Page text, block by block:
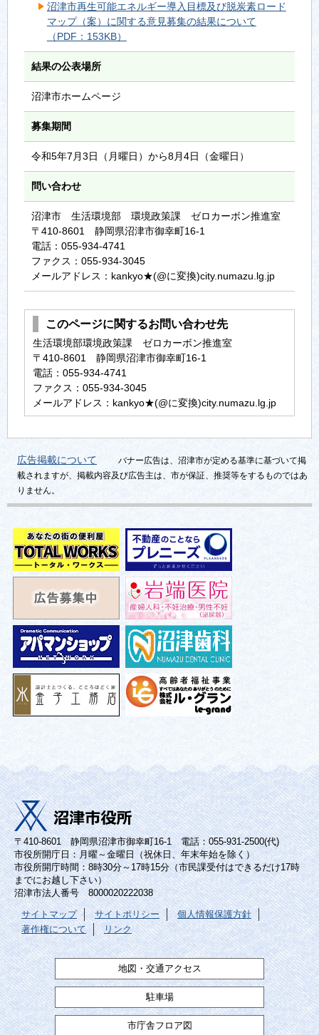
沼津市再生可能エネルギー導入目標及び脱炭素ロード
マップ（案）に関する意見募集の結果について
（PDF：153KB）
結果の公表場所
沼津市ホームページ
募集期間
令和5年7月3日（月曜日）から8月4日（金曜日）
問い合わせ
沼津市 生活環境部 環境政策課 ゼロカーボン推進室
〒410-8601 静岡県沼津市御幸町16-1
電話：055-934-4741
ファクス：055-934-3045
メールアドレス：kankyo★(@に変換)city.numazu.lg.jp
このページに関するお問い合わせ先
生活環境部環境政策課 ゼロカーボン推進室
〒410-8601 静岡県沼津市御幸町16-1
電話：055-934-4741
ファクス：055-934-3045
メールアドレス：kankyo★(@に変換)city.numazu.lg.jp
広告掲載について
バナー広告は、沼津市が定める基準に基づいて掲
載されますが、掲載内容及び広告主は、市が保証、推奨等をするものではあ
りません。
〒410-8601 静岡県沼津市御幸町16-1 電話：055-931-2500(代)
市役所開庁日：月曜～金曜日（祝休日、年末年始を除く）
市役所開庁時間：8時30分～17時15分（市民課受付はできるだけ17時
までにお越し下さい）
沼津市法人番号 8000020222038
サイトマップ サイトポリシー
個人情報保護方針
著作権について
リンク
地図・交通アクセス
駐車場
市庁舎フロア図